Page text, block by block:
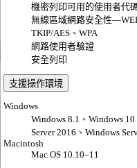
機密列印可用的使用者代
無線區域網路安全性
TKIP/AES、WPA
網路使用者驗證
安全列印
支援操作環境
Windows
Windows 8.1、Windows
Server 2016、Windows
Macintosh
Mac OS 10.10–11